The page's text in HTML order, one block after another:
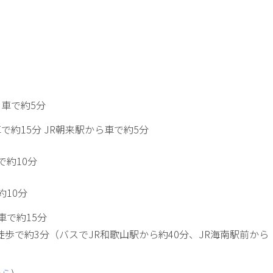
で約5分
約15分 JR朝来駅から車で約5分
約10分
10分
で約15分
で約3分（バスでJR和歌山駅から約40分、JR海南駅前から